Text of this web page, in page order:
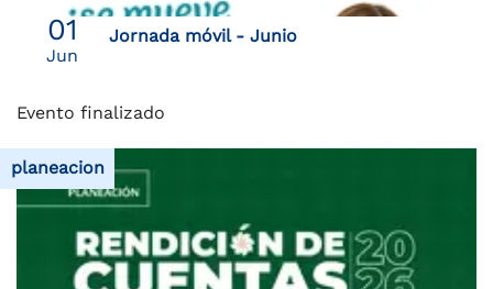
01
Jun
Jornada móvil - Junio
Evento finalizado
planeacion